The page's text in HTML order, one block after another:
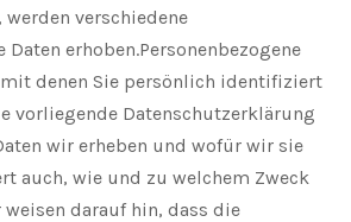
verschiedene
Daten erhoben.Personenbezogene
denen Sie persönlich identifiziert
vorliegende Datenschutzerklärung
wir erheben und wofür wir sie
auch, wie und zu welchem Zweck
darauf hin, dass die